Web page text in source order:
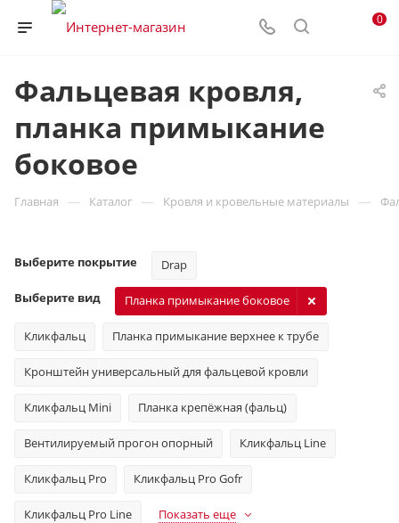
0
Фальцевая кровля,
планка примыкание
боковое
Главная — Каталог — Кровля и кровельные материалы —
Выберите покрытие Drap
Выберите вид
Кликфальц Планка примыкание верхнее к трубе
Кронштейн универсальный для фальцевой кровли
Кликфальц Mini Планка крепёжная (фальц)
Вентилируемый прогон опорный Кликфальц Line
Кликфальц Pro Кликфальц Pro Gofr
Кликфальц Pro Line
Планка примыкание боковое
Показать еще